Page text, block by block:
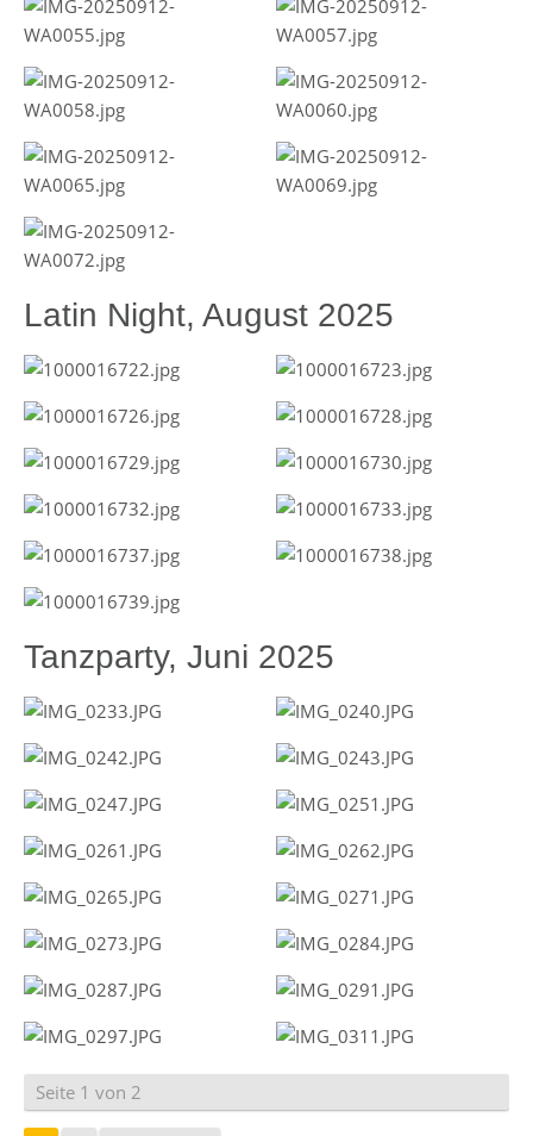
Latin Night, August 2025
Tanzparty, Juni 2025
Seite 1 von 2